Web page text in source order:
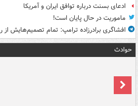
ادعای بسنت درباره توافق ایران و آمریکا
ماموریت در حال پایان است!
افشاگری برادرزاده ترامپ: تمام تصمیم‌هایش
حوادث